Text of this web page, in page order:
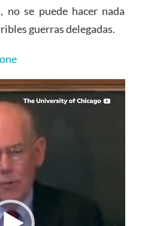
no se puede hacer nada
guerras delegadas.